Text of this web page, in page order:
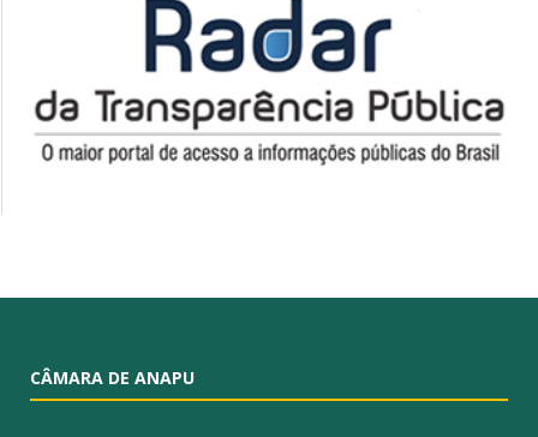
CÂMARA DE ANAPU